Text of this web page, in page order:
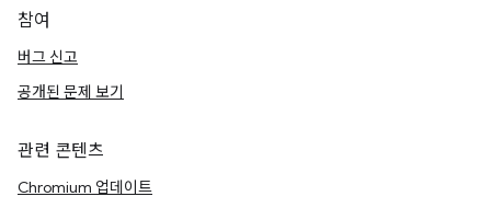
참여
버그 신고
공개된 문제 보기
관련 콘텐츠
Chromium 업데이트